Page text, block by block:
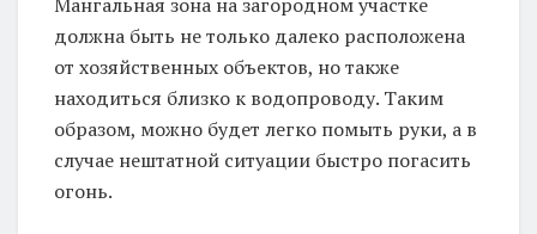
Мангальная зона на загородном участке
должна быть не только далеко расположена
от хозяйственных объектов, но также
находиться близко к водопроводу. Таким
образом, можно будет легко помыть руки, а в
случае нештатной ситуации быстро погасить
огонь.